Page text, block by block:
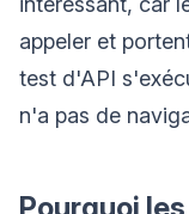
appeler et
test d'API
n'a pas de
Pourquoi